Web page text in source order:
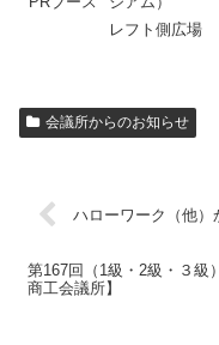
レフト側広場
会議所からのお知らせ
ハローワーク（他）
第167回（1級・2級・３級
商工会議所】